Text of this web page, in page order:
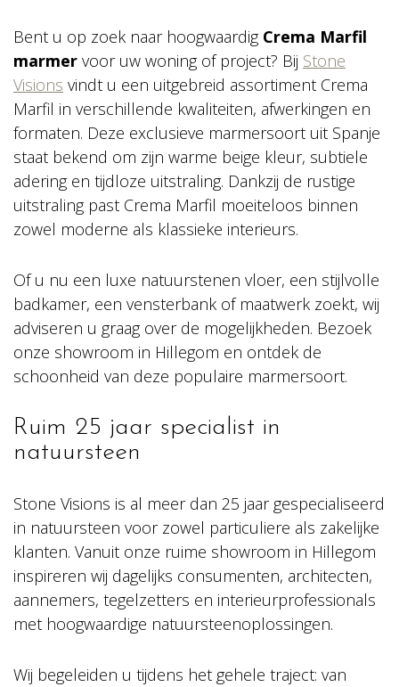
Bent u op zoek naar hoogwaardig Crema Marfil
marmer voor uw woning of project? Bij Stone
Visions vindt u een uitgebreid assortiment Crema
Marfil in verschillende kwaliteiten, afwerkingen en
formaten. Deze exclusieve marmersoort uit Spanje
staat bekend om zijn warme beige kleur, subtiele
adering en tijdloze uitstraling. Dankzij de rustige
uitstraling past Crema Marfil moeiteloos binnen
zowel moderne als klassieke interieurs.
Of u nu een luxe natuurstenen vloer, een stijlvolle
badkamer, een vensterbank of maatwerk zoekt, wij
adviseren u graag over de mogelijkheden. Bezoek
onze showroom in Hillegom en ontdek de
schoonheid van deze populaire marmersoort.
Ruim 25 jaar specialist in
natuursteen
Stone Visions is al meer dan 25 jaar gespecialiseerd
in natuursteen voor zowel particuliere als zakelijke
klanten. Vanuit onze ruime showroom in Hillegom
inspireren wij dagelijks consumenten, architecten,
aannemers, tegelzetters en interieurprofessionals
met hoogwaardige natuursteenoplossingen.
Wij begeleiden u tijdens het gehele traject: van